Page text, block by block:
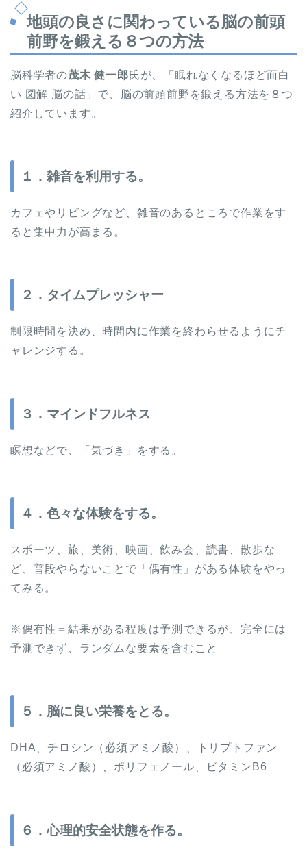
地頭の良さに関わっている脳の前頭
前野を鍛える８つの方法
脳科学者の茂木 健一郎氏が、「眠れなくなるほど面白
い 図解 脳の話」で、脳の前頭前野を鍛える方法を８つ
紹介しています。
１．雑音を利用する。
カフェやリビングなど、雑音のあるところで作業をす
ると集中力が高まる。
２．タイムプレッシャー
制限時間を決め、時間内に作業を終わらせるようにチ
ャレンジする。
３．マインドフルネス
瞑想などで、「気づき」をする。
４．色々な体験をする。
スポーツ、旅、美術、映画、飲み会、読書、散歩な
ど、普段やらないことで「偶有性」がある体験をやっ
てみる。
※偶有性＝結果がある程度は予測できるが、完全には
予測できず、ランダムな要素を含むこと
５．脳に良い栄養をとる。
DHA、チロシン（必須アミノ酸）、トリプトファン
（必須アミノ酸）、ポリフェノール、ビタミンB6
６．心理的安全状態を作る。